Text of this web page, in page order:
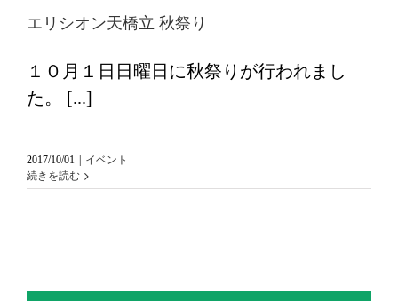
エリシオン天橋立 秋祭り
１０月１日日曜日に秋祭りが行われまし
た。 [...]
2017/10/01 | イベント
続きを読む